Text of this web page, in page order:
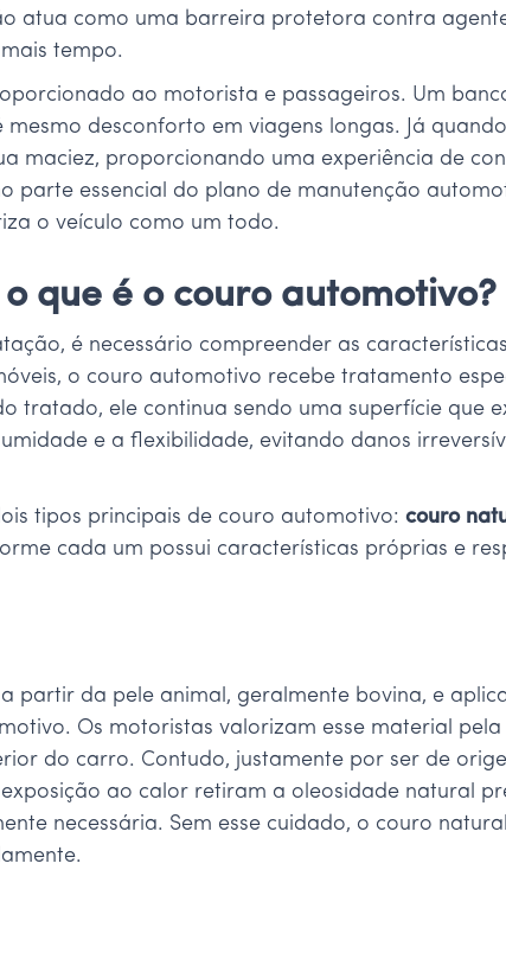
atua como uma barreira protetora contra
tempo.
ao motorista e passageiros. Um
desconforto em viagens longas. Já
maciez, proporcionando uma experiência de
parte essencial do plano de manutenção
o veículo como um todo.
que é o couro automotivo?
é necessário compreender as
o couro automotivo recebe tratamento
tratado, ele continua sendo uma superfície que
e a flexibilidade, evitando danos
tipos principais de couro automotivo:couro
cada um possui características próprias e
partir da pele animal, geralmente bovina, e
Os motoristas valorizam esse material
do carro. Contudo, justamente por ser de
ao calor retiram a oleosidade natural
necessária. Sem esse cuidado, o couro